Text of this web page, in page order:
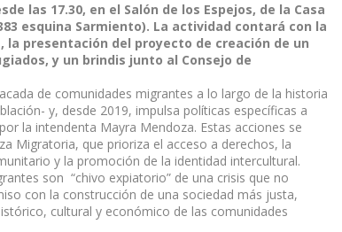
las 17.30, en el Salón de los Espejos, de la Casa
esquina Sarmiento). La actividad contará con la
presentación del proyecto de creación de un
y un brindis junto al Consejo de
de comunidades migrantes a lo largo de la historia
y, desde 2019, impulsa políticas específicas a
la intendenta Mayra Mendoza. Estas acciones se
Migratoria, que prioriza el acceso a derechos, la
y la promoción de la identidad intercultural.
son “chivo expiatorio” de una crisis que no
con la construcción de una sociedad más justa,
cultural y económico de las comunidades